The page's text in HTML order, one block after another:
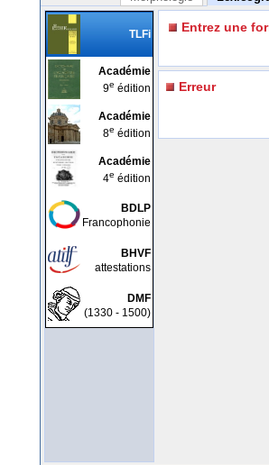
TLFi
Académie
9e édition
Académie
8e édition
Académie
4e édition
BDLP
Francophonie
BHVF
attestations
DMF
(1330 - 1500)
Entrez une
Erreur